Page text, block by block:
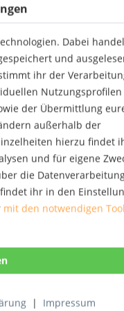
Dabei
und
ihr der
der Übermittlung
außerhalb der
hierzu findet
und für eigene
die
ihr in den
mit den notwendigen
| Impressum
HELP
'
on
NEU
NEU